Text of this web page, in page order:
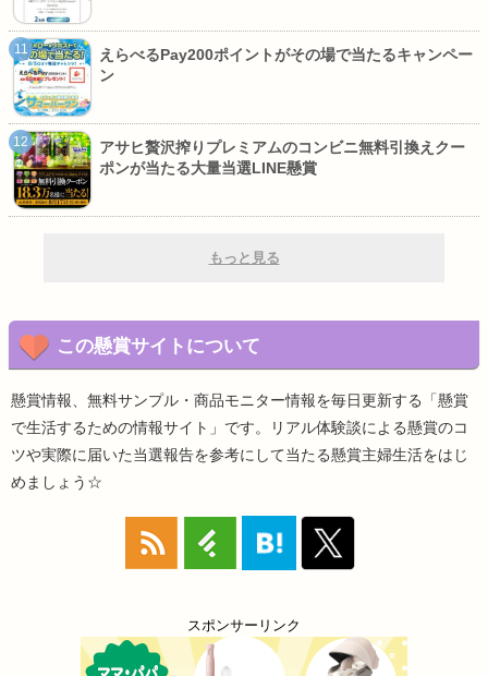
えらべるPay200ポイントがその場で当たるキャンペー
ン
アサヒ贅沢搾りプレミアムのコンビニ無料引換えクー
ポンが当たる大量当選LINE懸賞
もっと見る
この懸賞サイトについて
懸賞情報、無料サンプル・商品モニター情報を毎日更新する「懸賞
で生活するための情報サイト」です。リアル体験談による懸賞のコ
ツや実際に届いた当選報告を参考にして当たる懸賞主婦生活をはじ
めましょう☆
スポンサーリンク